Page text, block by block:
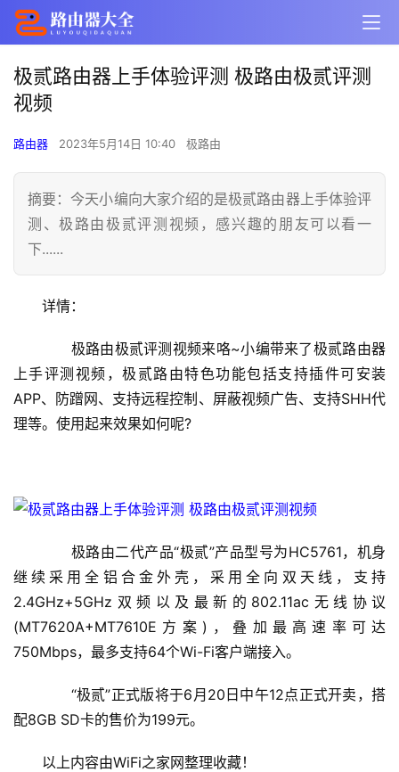
1
9
8
极贰路由器上手体验评测 极路由极贰评测
视频
路由器 2023年5月14日 10:40 极路由
摘要：今天小编向大家介绍的是极贰路由器上手体验评
测、极路由极贰评测视频，感兴趣的朋友可以看一
下......
详情：
极路由极贰评测视频来咯~小编带来了极贰路由器
上手评测视频，极贰路由特色功能包括支持插件可安装
APP、防蹭网、支持远程控制、屏蔽视频广告、支持SHH代
理等。使用起来效果如何呢?
极路由二代产品“极贰”产品型号为HC5761，机身
继续采用全铝合金外壳，采用全向双天线，支持
2.4GHz+5GHz双频以及最新的802.11ac无线协议
(MT7620A+MT7610E方案)，叠加最高速率可达
750Mbps，最多支持64个Wi-Fi客户端接入。
“极贰”正式版将于6月20日中午12点正式开卖，搭
配8GB SD卡的售价为199元。
以上内容由WiFi之家网整理收藏！